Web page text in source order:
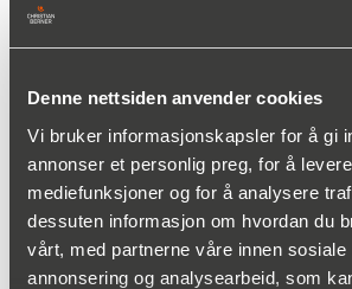
Denne nettsiden anvender cookies
Vi bruker informasjonskapsler for å gi
annonser et personlig preg, for å
mediefunksjoner og for å analysere
dessuten informasjon om hvordan du
vårt, med partnerne våre innen sosiale
annonsering og analysearbeid, som
HB-20 pakkemaskin for poseformat
mm x 270 mm (BxL) og fyllevolum
av type Single eller Duplex.
Anvendes for pulver, granulater,
servietter.
Kapasitet er opp til 80 produkter pr
Alle ytre flater er i rustfritt stål
har forsenkede skruer for enkel
servo og cam drivverk og er enkel å